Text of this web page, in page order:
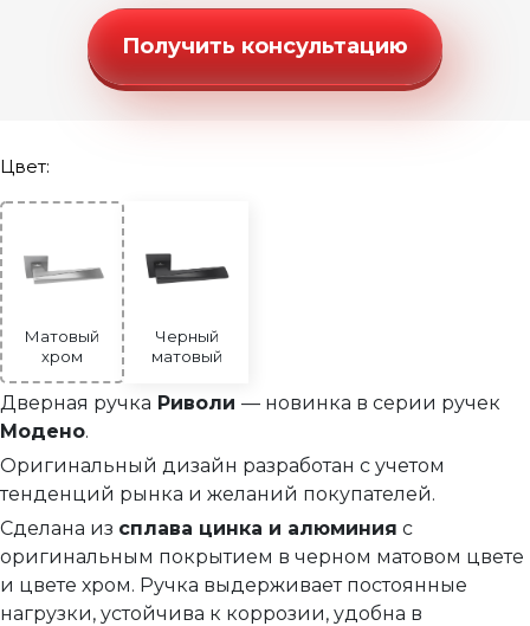
Риволи
Савона
Ручки "Стандарт" (квадратная розетка)
Ручки "Стандарт" (круглая розетка)
Ручки "Стандарт" (фигурная розетка)
Дверные петли
Замки под цилиндр
Межкомнатные защелки
Сантехнические замки и защелки
Сантехнические завертки
Цилиндры
Накладки под цилиндр
Фурнитура для финских дверей
Получить консультацию
Цвет:
Матовый
хром
Черный
матовый
Дверная ручка Риволи — новинка в серии ручек
Модено.
Оригинальный дизайн разработан с учетом
тенденций рынка и желаний покупателей.
Сделана из сплава цинка и алюминия с
оригинальным покрытием в черном матовом цвете
и цвете хром. Ручка выдерживает постоянные
нагрузки, устойчива к коррозии, удобна в